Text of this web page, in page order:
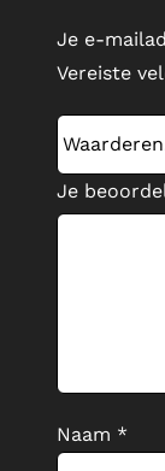
Je e-
Vereiste
Je
Naam *